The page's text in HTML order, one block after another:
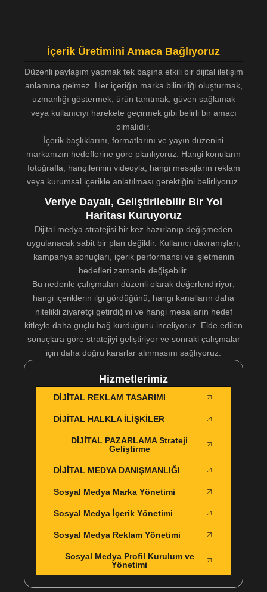
Hizmetlerimiz
DİJİTAL REKLAM TASARIMI
DİJİTAL HALKLA İLİŞKİLER
DİJİTAL PAZARLAMA Strateji
Geliştirme
DİJİTAL MEDYA DANIŞMANLIĞI
Sosyal Medya Marka Yönetimi
Sosyal Medya İçerik Yönetimi
Sosyal Medya Reklam Yönetimi
Sosyal Medya Profil Kurulum ve
Yönetimi
İçerik Üretimini Amaca Bağlıyoruz
Düzenli paylaşım yapmak tek başına etkili bir dijital iletişim
anlamına gelmez. Her içeriğin marka bilinirliği oluşturmak,
uzmanlığı göstermek, ürün tanıtmak, güven sağlamak
veya kullanıcıyı harekete geçirmek gibi belirli bir amacı
olmalıdır.
İçerik başlıklarını, formatlarını ve yayın düzenini
markanızın hedeflerine göre planlıyoruz. Hangi konuların
fotoğrafla, hangilerinin videoyla, hangi mesajların reklam
veya kurumsal içerikle anlatılması gerektiğini belirliyoruz.
Veriye Dayalı, Geliştirilebilir Bir Yol
Haritası Kuruyoruz
Dijital medya stratejisi bir kez hazırlanıp değişmeden
uygulanacak sabit bir plan değildir. Kullanıcı davranışları,
kampanya sonuçları, içerik performansı ve işletmenin
hedefleri zamanla değişebilir.
Bu nedenle çalışmaları düzenli olarak değerlendiriyor;
hangi içeriklerin ilgi gördüğünü, hangi kanalların daha
nitelikli ziyaretçi getirdiğini ve hangi mesajların hedef
kitleyle daha güçlü bağ kurduğunu inceliyoruz. Elde edilen
sonuçlara göre stratejiyi geliştiriyor ve sonraki çalışmalar
için daha doğru kararlar alınmasını sağlıyoruz.